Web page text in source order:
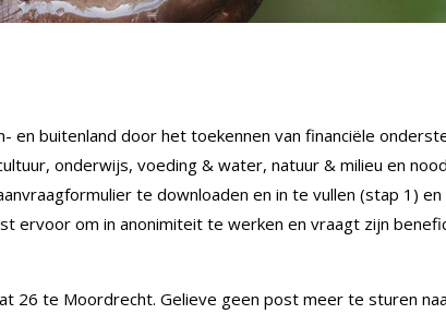
en buitenland door het toekennen van financiële
onderwijs, voeding & water, natuur & milieu en
te downloaden en in te vullen (stap 1)
ervoor om in anonimiteit te werken en vraagt zijn
26 te Moordrecht. Gelieve geen post meer te sturen